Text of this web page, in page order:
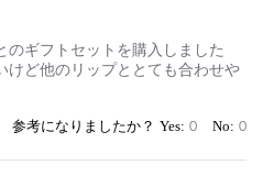
のギフトセットを購入しました
けど他のリップととても合わせや
0 0